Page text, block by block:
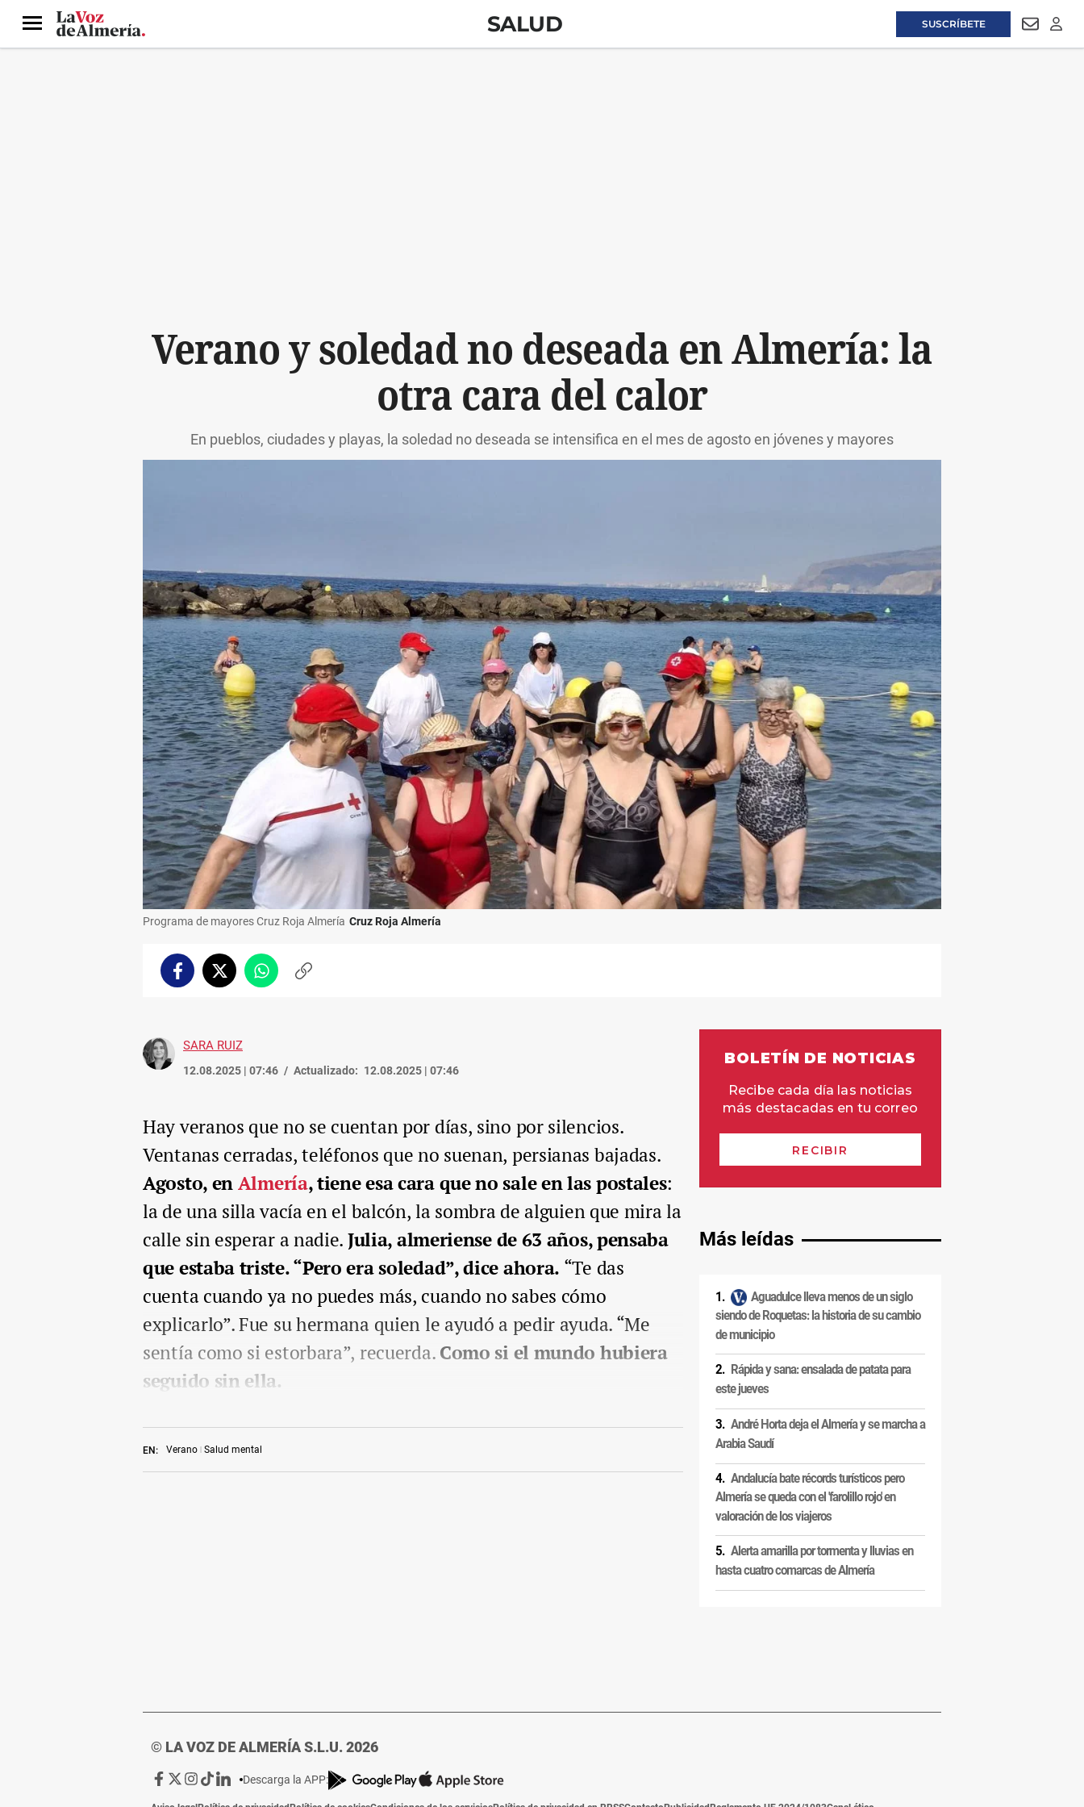
SUSCRÍBETE
Menú SALUD
Verano y soledad no deseada en Almería: la
otra cara del calor
En pueblos, ciudades y playas, la soledad no deseada se intensifica en el mes de agosto en jóvenes y mayores
Programa de mayores Cruz Roja Almería Cruz Roja Almería
FacebookTwitterWhatsappCopiar
SARA RUIZ
12.08.2025 | 07:46 Actualizado: 12.08.2025 | 07:46
EN: Verano Salud mental
Hay veranos que no se cuentan por días, sino por silencios.
Ventanas cerradas, teléfonos que no suenan, persianas bajadas.
Agosto, enAlmería, tiene esa cara que no sale en las postales:
la de una silla vacía en el balcón, la sombra de alguien que mira la
calle sin esperar a nadie.Julia, almeriense de 63 años, pensaba
que estaba triste. “Pero era soledad”, dice ahora. “Te das
cuenta cuando ya no puedes más, cuando no sabes cómo
explicarlo”. Fue su hermana quien le ayudó a pedir ayuda. “Me
sentía como si estorbara”, recuerda.Como si el mundo hubiera
seguido sin ella.
Más leídas
Aguadulce lleva menos de un siglo
siendo de Roquetas: la historia de su cambio
de municipio
Rápida y sana: ensalada de patata para
este jueves
André Horta deja el Almería y se marcha a
Arabia Saudí
Andalucía bate récords turísticos pero
Almería se queda con el 'farolillo rojo' en
valoración de los viajeros
Alerta amarilla por tormenta y lluvias en
hasta cuatro comarcas de Almería
© LA VOZ DE ALMERÍA S.L.U. 2026
Ir
Ir
Ir Ir Ir
Descarga la APP: